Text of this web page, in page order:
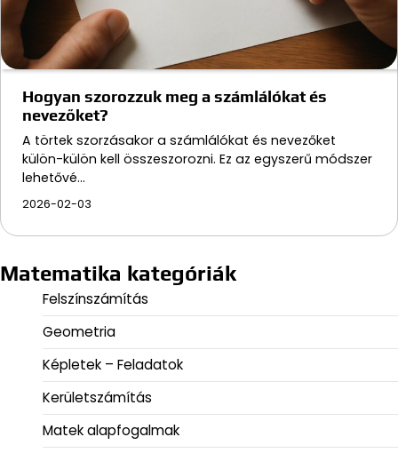
Hogyan szorozzuk meg a számlálókat és
nevezőket?
A törtek szorzásakor a számlálókat és nevezőket
külön-külön kell összeszorozni. Ez az egyszerű módszer
lehetővé…
2026-02-03
Matematika kategóriák
Felszínszámítás
Geometria
Képletek – Feladatok
Kerületszámítás
Matek alapfogalmak